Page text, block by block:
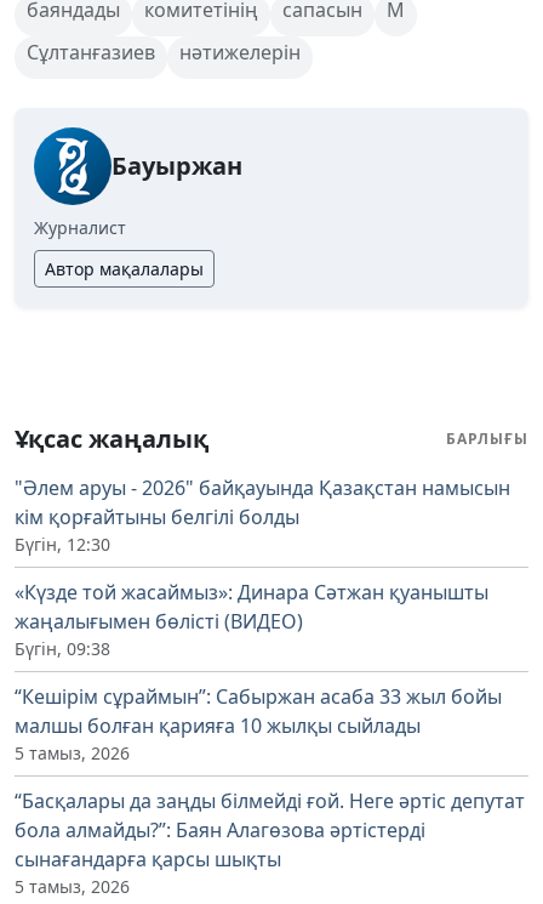
баяндады
комитетінің сапасын
М
Сұлтанғазиев
нәтижелерін
Бауыржан
Журналист
Автор мақалалары
Ұқсас жаңалық БАРЛЫҒЫ
"Әлем аруы - 2026" байқауында Қазақстан намысын
кім қорғайтыны белгілі болды
Бүгін, 12:30
«Күзде той жасаймыз»: Динара Сәтжан қуанышты
жаңалығымен бөлісті (ВИДЕО)
Бүгін, 09:38
“Кешірім сұраймын”: Сабыржан асаба 33 жыл бойы
малшы болған қарияға 10 жылқы сыйлады
5 тамыз, 2026
“Басқалары да заңды білмейді ғой. Неге әртіс депутат
бола алмайды?”: Баян Алагөзова әртістерді
сынағандарға қарсы шықты
5 тамыз, 2026